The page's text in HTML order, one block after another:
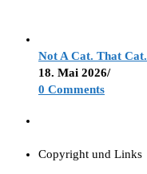
Not A Cat. That Cat.
18. Mai 2026/
0 Comments
Copyright und Links